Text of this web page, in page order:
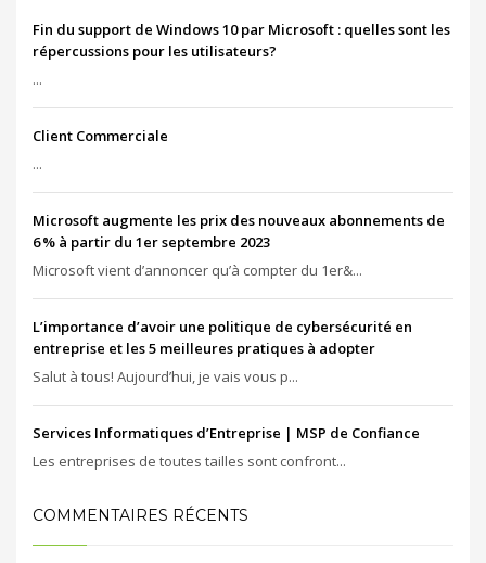
Fin du support de Windows 10 par Microsoft : quelles sont les
répercussions pour les utilisateurs?
...
Client Commerciale
...
Microsoft augmente les prix des nouveaux abonnements de
6 % à partir du 1er septembre 2023
Microsoft vient d’annoncer qu’à compter du 1er&...
L’importance d’avoir une politique de cybersécurité en
entreprise et les 5 meilleures pratiques à adopter
Salut à tous! Aujourd’hui, je vais vous p...
Services Informatiques d’Entreprise | MSP de Confiance
Les entreprises de toutes tailles sont confront...
COMMENTAIRES RÉCENTS